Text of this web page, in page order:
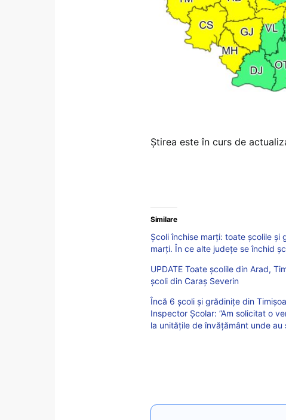
Știrea este în curs de
Similare
Școli închise marți: toate școlile
marți. În ce alte județe se închid
UPDATE Toate școlile din Arad,
școli din Caraș Severin
Încă 6 școli și grădinițe din
Inspector Școlar: ”Am solicitat o
la unitățile de învățământ unde